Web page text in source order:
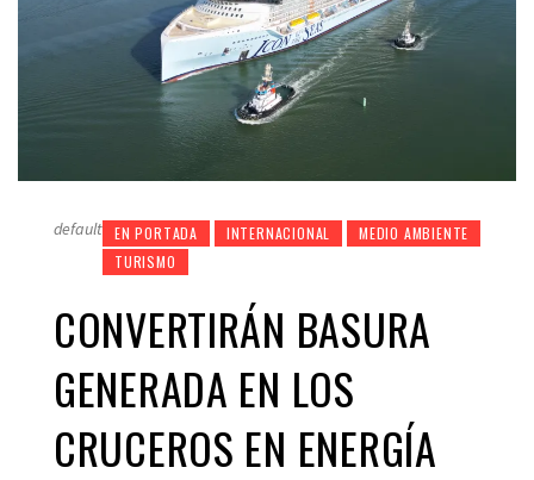
default EN PORTADA INTERNACIONAL
MEDIO AMBIENTE
TURISMO
CONVERTIRÁN BASURA
GENERADA EN LOS
CRUCEROS EN ENERGÍA